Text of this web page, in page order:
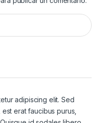
adipiscing elit. Sed
erat faucibus purus,